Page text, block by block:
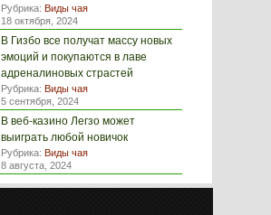
Рубрика: Виды чая
18 октября, 2024
В Гизбо все получат массу новых
эмоций и покупаются в лаве
адреналиновых страстей
Рубрика: Виды чая
5 сентября, 2024
В веб-казино Легзо может
выиграть любой новичок
Рубрика: Виды чая
8 августа, 2024